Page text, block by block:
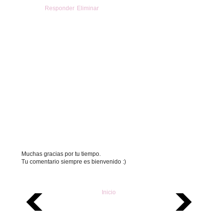
Responder Eliminar
Muchas gracias por tu tiempo.
Tu comentario siempre es bienvenido :)
Inicio